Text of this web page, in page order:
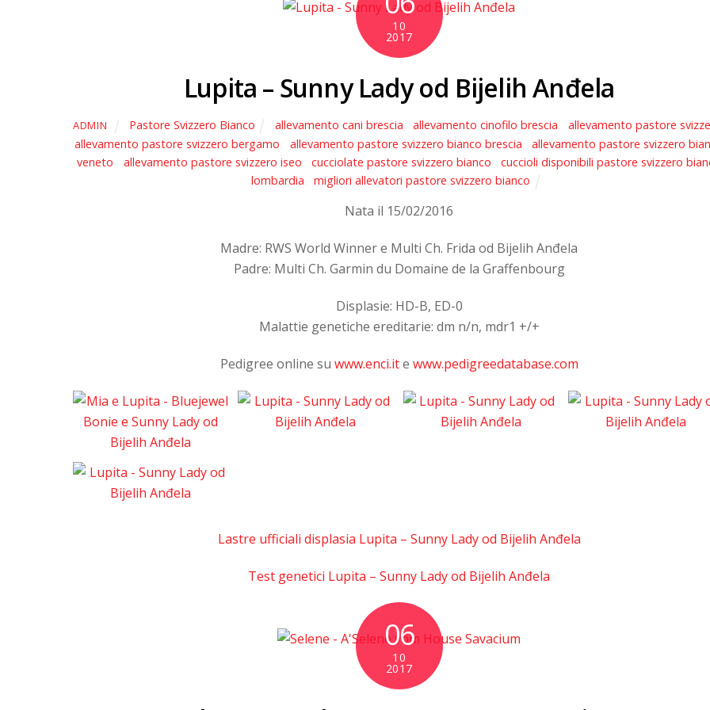
10
2017
Lupita – Sunny Lady od Bijelih Anđela
ADMIN Pastore Svizzero Bianco allevamento cani brescia allevamento cinofilo brescia allevamento pastore
allevamento pastore svizzero bergamo
allevamento pastore svizzero bianco brescia
allevamento pastore svizzero
veneto
allevamento pastore svizzero iseo cucciolate pastore svizzero bianco
cuccioli disponibili pastore svizzero
lombardia
migliori allevatori pastore svizzero bianco
Nata il 15/02/2016
Madre: RWS World Winner e Multi Ch. Frida od Bijelih Anđela
Padre: Multi Ch. Garmin du Domaine de la Graffenbourg
Displasie: HD-B, ED-0
Malattie genetiche ereditarie: dm n/n, mdr1 +/+
Pedigree online su www.enci.ite www.pedigreedatabase.com
Lastre ufficiali displasia Lupita – Sunny Lady od Bijelih Anđela
Test genetici Lupita – Sunny Lady od Bijelih Anđela
06
10
2017